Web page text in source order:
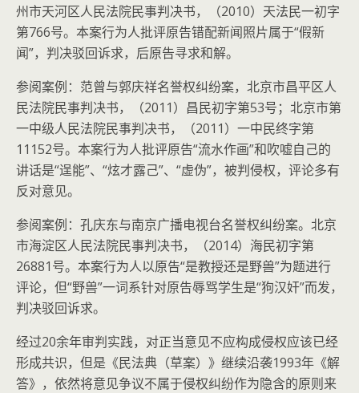
州市天河区人民法院民事判决书，（2010）天法民一初字
第766号。本案行为人批评原告错配新闻照片属于“假新
闻”，判决驳回诉求，后原告寻求和解。
参阅案例：范曾与郭庆祥名誉权纠纷案，北京市昌平区人
民法院民事判决书，（2011）昌民初字第53号；北京市第
一中级人民法院民事判决书，（2011）一中民终字第
11152号。本案行为人批评原告“流水作画”和吹嘘自己的
讲话是“逞能”、“炫才露己”、“虚伪”，被判侵权，评论多有
反对意见。
参阅案例：孔庆东与南京广播电视台名誉权纠纷案。北京
市海淀区人民法院民事判决书，（2014）海民初字第
26881号。本案行为人以原告“是教授还是野兽”为题进行
评论，但“野兽”一词系针对原告辱骂学生是“狗汉奸”而发，
判决驳回诉求。
经过20余年审判实践，对正当意见不应构成侵权应该已经
形成共识，但是《民法典（草案）》继续沿袭1993年《解
答》，依然将意见争议不属于侵权纠纷作为隐含的原则来